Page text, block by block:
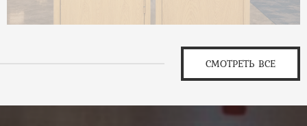
СМОТРЕТЬ ВСЕ